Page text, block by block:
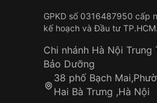
GPKD số 0316487950 cấp
kế hoạch và Đầu tư TP.HCM.
Chi nhánh Hà Nội Trung
Bảo Dưỡng
38 phố Bạch
Hai Bà Trưng ,Hà Nội